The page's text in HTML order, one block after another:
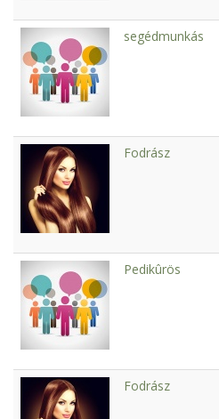
segédmunkás
Fodrász
Pedikûrös
Fodrász